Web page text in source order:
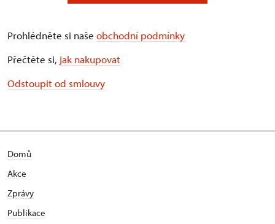
Prohlédněte si naše obchodní podmínky
Přečtěte si, jak nakupovat
Odstoupit od smlouvy
Domů
Akce
Zprávy
Publikace